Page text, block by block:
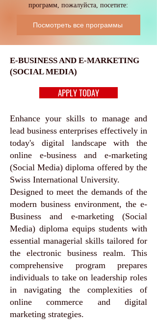
программ, пожалуйста, посетите:
Посмотреть все программы
E-BUSINESS AND E-MARKETING
(SOCIAL MEDIA)
APPLY TODAY
Enhance your skills to manage and
lead business enterprises effectively in
today's digital landscape with the
online e-business and e-marketing
(Social Media) diploma offered by the
Swiss International University.
Designed to meet the demands of the
modern business environment, the e-
Business and e-marketing (Social
Media) diploma equips students with
essential managerial skills tailored for
the electronic business realm. This
comprehensive program prepares
individuals to take on leadership roles
in navigating the complexities of
online commerce and digital
marketing strategies.